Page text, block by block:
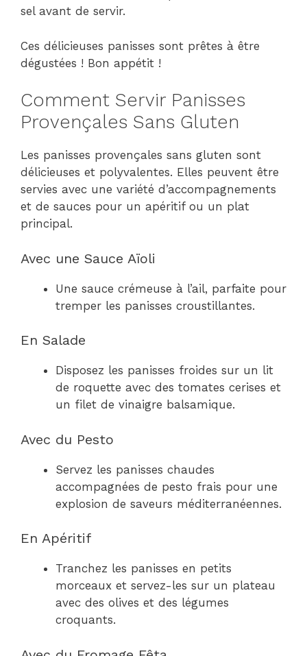
sel avant de servir.
Ces délicieuses panisses sont prêtes à être
dégustées ! Bon appétit !
Comment Servir Panisses
Provençales Sans Gluten
Les panisses provençales sans gluten sont
délicieuses et polyvalentes. Elles peuvent être
servies avec une variété d’accompagnements
et de sauces pour un apéritif ou un plat
principal.
Avec une Sauce Aïoli
Une sauce crémeuse à l’ail, parfaite pour
tremper les panisses croustillantes.
En Salade
Disposez les panisses froides sur un lit
de roquette avec des tomates cerises et
un filet de vinaigre balsamique.
Avec du Pesto
Servez les panisses chaudes
accompagnées de pesto frais pour une
explosion de saveurs méditerranéennes.
En Apéritif
Tranchez les panisses en petits
morceaux et servez-les sur un plateau
avec des olives et des légumes
croquants.